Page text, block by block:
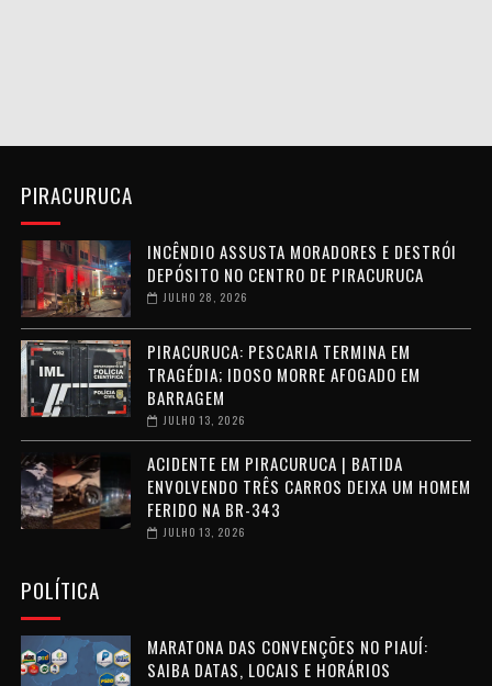
PIRACURUCA
INCÊNDIO ASSUSTA MORADORES E DESTRÓI
DEPÓSITO NO CENTRO DE PIRACURUCA
JULHO 28, 2026
PIRACURUCA: PESCARIA TERMINA EM
TRAGÉDIA; IDOSO MORRE AFOGADO EM
BARRAGEM
JULHO 13, 2026
ACIDENTE EM PIRACURUCA | BATIDA
ENVOLVENDO TRÊS CARROS DEIXA UM HOMEM
FERIDO NA BR-343
JULHO 13, 2026
POLÍTICA
MARATONA DAS CONVENÇÕES NO PIAUÍ:
SAIBA DATAS, LOCAIS E HORÁRIOS